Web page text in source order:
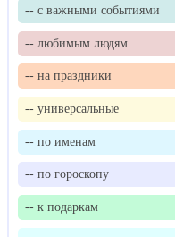
-- с важными событиями
-- любимым людям
-- на праздники
-- универсальные
-- по именам
-- по гороскопу
-- к подаркам